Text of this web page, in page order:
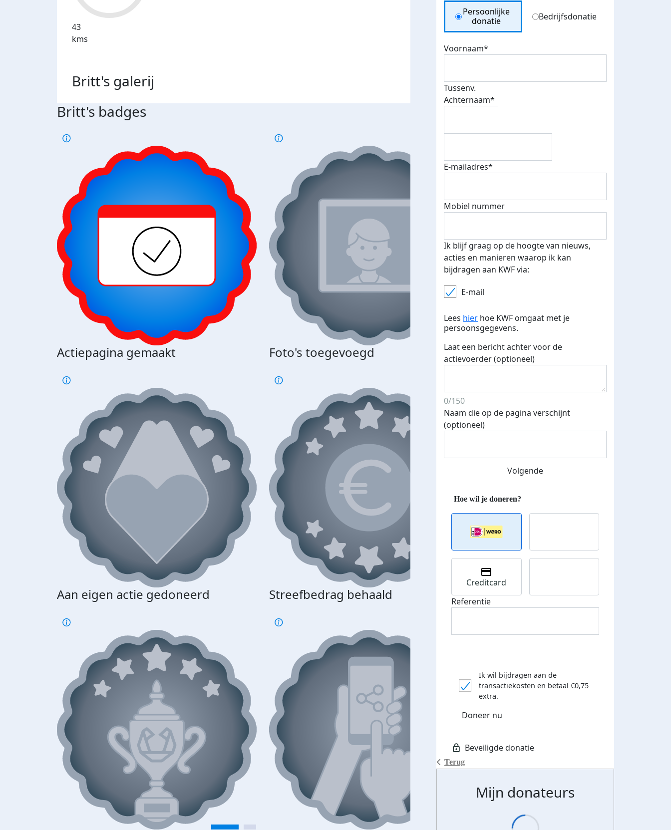
43
kms
Britt's galerij
Britt's badges
Actiepagina gemaakt Foto's toegevoegd E-mails verstuurd
Aan eigen actie gedoneerd Streefbedrag behaald Streefbedrag verhoogd
Bij 500 euro aan donaties ontvang
je je speciale KWF t-shirt!
Donation Type
Persoonlijke
donatie
Bedrijfsdonatie
Voornaam*
Tussenv.
Achternaam*
E-mailadres*
Mobiel nummer
Ik blijf graag op de hoogte van nieuws,
acties en manieren waarop ik kan
bijdragen aan KWF via:
E-mail
Lees hier hoe KWF omgaat met je
persoonsgegevens.
Laat een bericht achter voor de
actievoerder (optioneel)
0/150
Naam die op de pagina verschijnt
(optioneel)
Volgende
Terug
Creditcard
Referentie
Ik wil bijdragen aan de
transactiekosten en betaal €0,75
extra.
Doneer nu
Mijn donateurs